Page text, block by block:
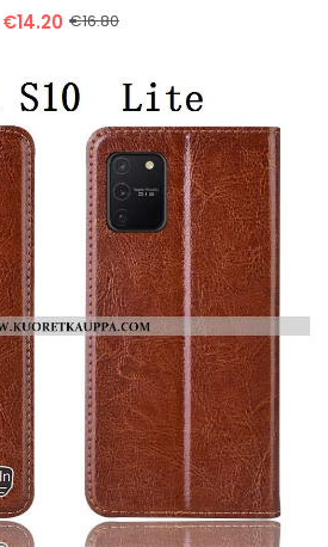
€14.20 €16.80